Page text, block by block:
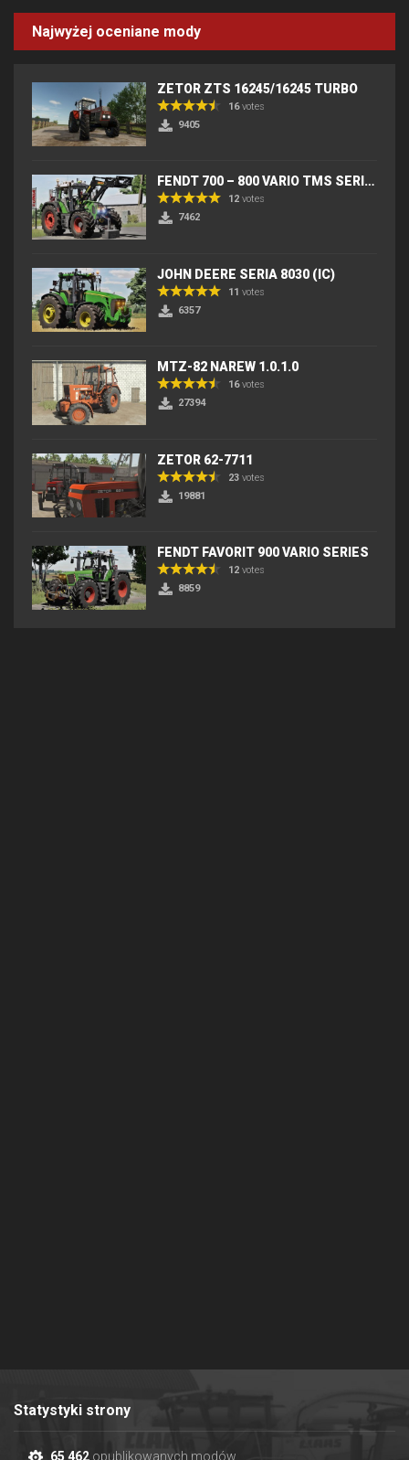
Najwyżej oceniane mody
ZETOR ZTS 16245/16245 TURBO
16votes
9405
FENDT 700 – 800 VARIO TMS SERIES (IC) V2
12 votes
7462
JOHN DEERE SERIA 8030 (IC)
11 votes
6357
MTZ-82 NAREW 1.0.1.0
16votes
27394
ZETOR 62-7711
23 votes
19881
FENDT FAVORIT 900 VARIO SERIES
12 votes
8859
Statystyki strony
65 462 opublikowanych modów